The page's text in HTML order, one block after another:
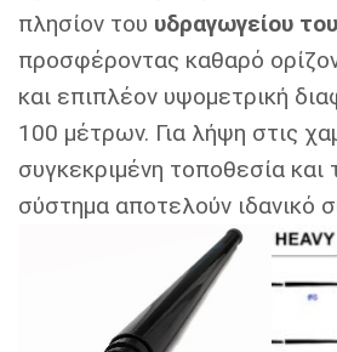
πλησίον του υδραγωγείου
προσφέροντας καθαρό
και επιπλέον υψομετρική
100 μέτρων. Για λήψη στις
συγκεκριμένη τοποθεσία και
σύστημα αποτελούν ιδανικό